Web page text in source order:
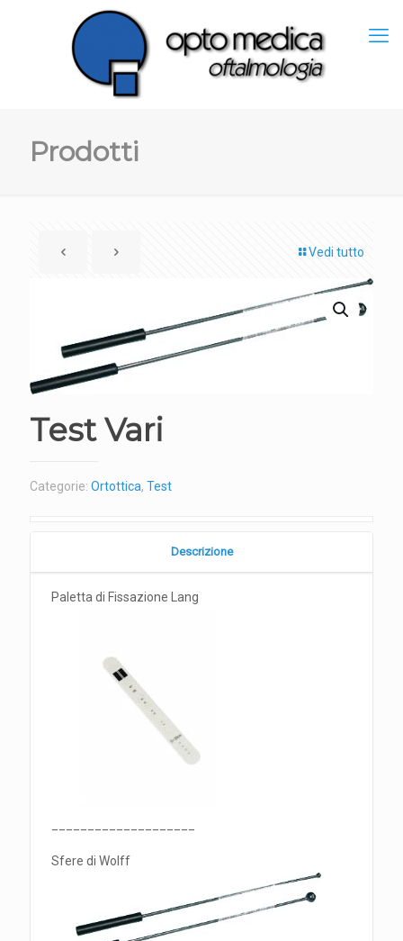
Prodotti
Vedi tutto
Test Vari
Categorie: Ortottica, Test
Descrizione
Paletta di Fissazione Lang
Sfere di Wolff